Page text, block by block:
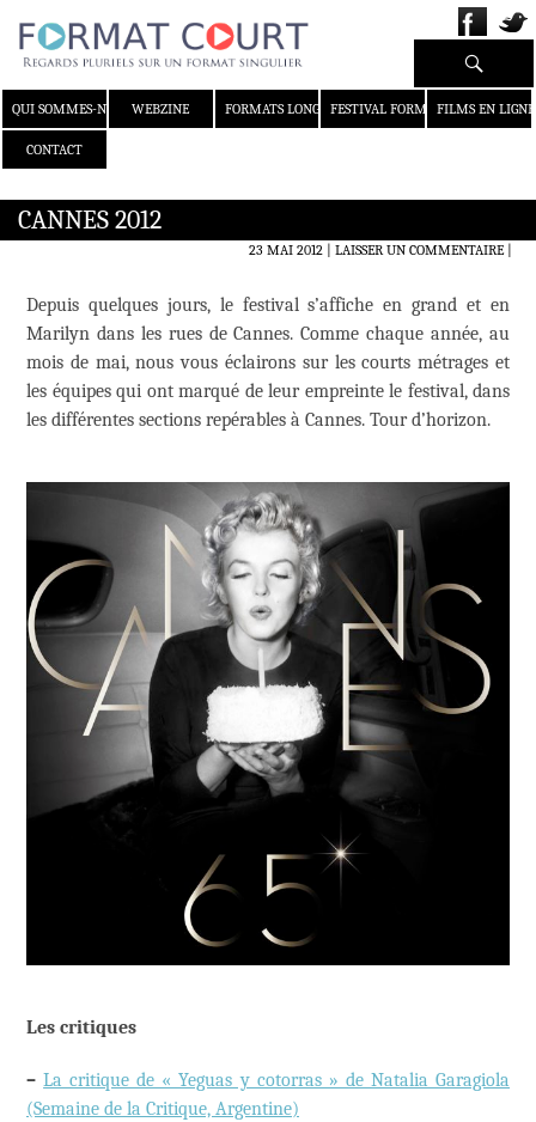
QUI SOMMES-NOUS ?WEBZINE FORMATS LONGS FESTIVAL FORMAT COURT
FILMS EN LIGNE
CONTACT
Recherche
CANNES 2012
23 MAI 2012 LAISSER UN COMMENTAIRE|
Depuis quelques jours, le festival s’affiche en grand et en
Marilyn dans les rues de Cannes. Comme chaque année, au
mois de mai, nous vous éclairons sur les courts métrages et
les équipes qui ont marqué de leur empreinte le festival, dans
les différentes sections repérables à Cannes. Tour d’horizon.
Les critiques
–La critique de « Yeguas y cotorras » de Natalia Garagiola
(Semaine de la Critique, Argentine)